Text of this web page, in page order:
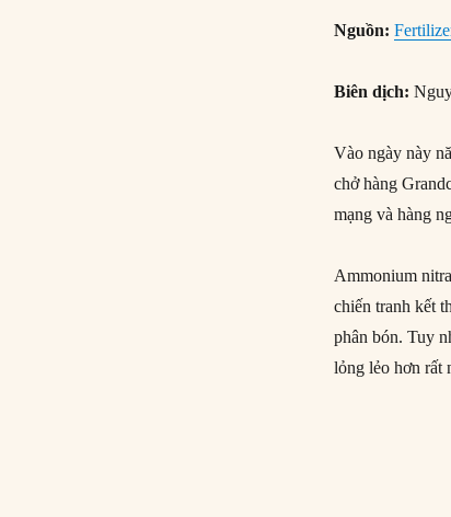
Nguồn:
Biên dịch:
Vào ngày này
chở hàng
mạng và hàng
Ammonium
chiến tranh kết
phân bón. Tuy
lỏng lẻo hơn rất